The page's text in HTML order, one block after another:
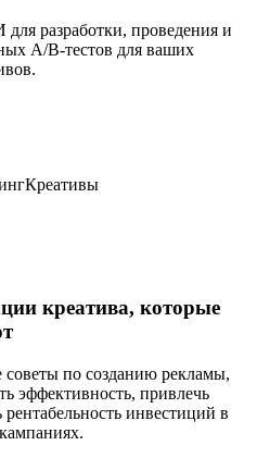
разработки, проведения и
A/B-тестов для ваших
Креативы
креатива, которые
по созданию рекламы,
эффективность, привлечь
инвестиций в